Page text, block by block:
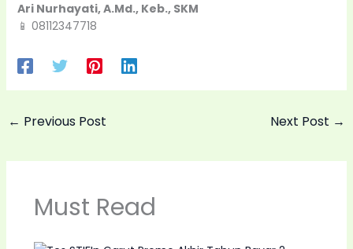
Ari Nurhayati, A.Md., Keb., SKM
📱 08112347718
← Previous Post Next Post →
Must Read